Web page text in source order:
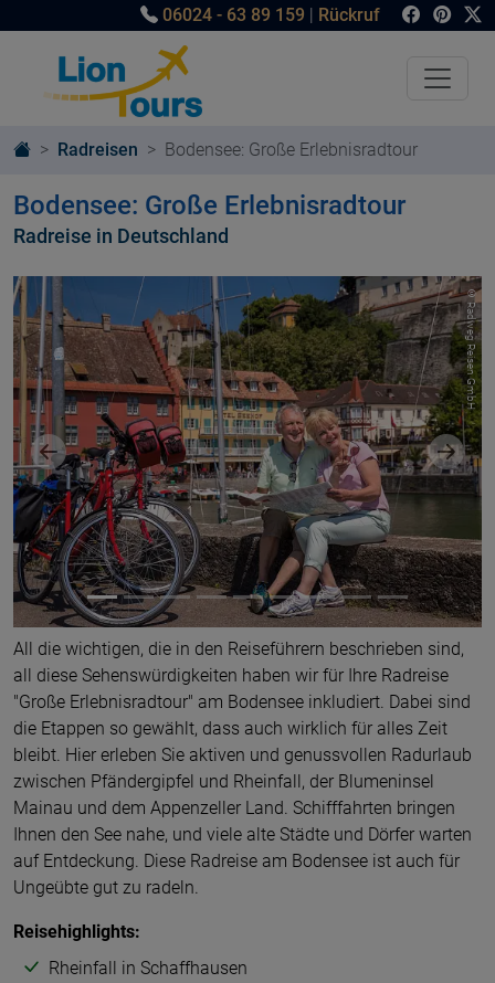
06024 - 63 89 159 | Rückruf
Radreisen Bodensee: Große Erlebnisradtour
Bodensee: Große Erlebnisradtour
Radreise in Deutschland
© Radweg Reisen GmbH
Vorheriges Bild
All die wichtigen, die in den Reiseführern beschrieben sind,
all diese Sehenswürdigkeiten haben wir für Ihre Radreise
"Große Erlebnisradtour" am Bodensee inkludiert. Dabei sind
die Etappen so gewählt, dass auch wirklich für alles Zeit
bleibt. Hier erleben Sie aktiven und genussvollen Radurlaub
zwischen Pfändergipfel und Rheinfall, der Blumeninsel
Mainau und dem Appenzeller Land. Schifffahrten bringen
Ihnen den See nahe, und viele alte Städte und Dörfer warten
auf Entdeckung. Diese Radreise am Bodensee ist auch für
Ungeübte gut zu radeln.
Reisehighlights:
Rheinfall in Schaffhausen